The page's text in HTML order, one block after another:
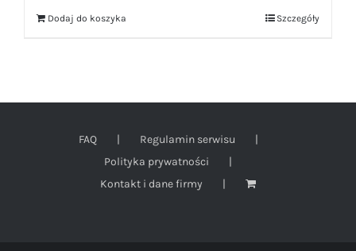
Dodaj do koszyka Szczegóły
FAQ
Regulamin serwisu
Polityka prywatności
Kontakt i dane firmy